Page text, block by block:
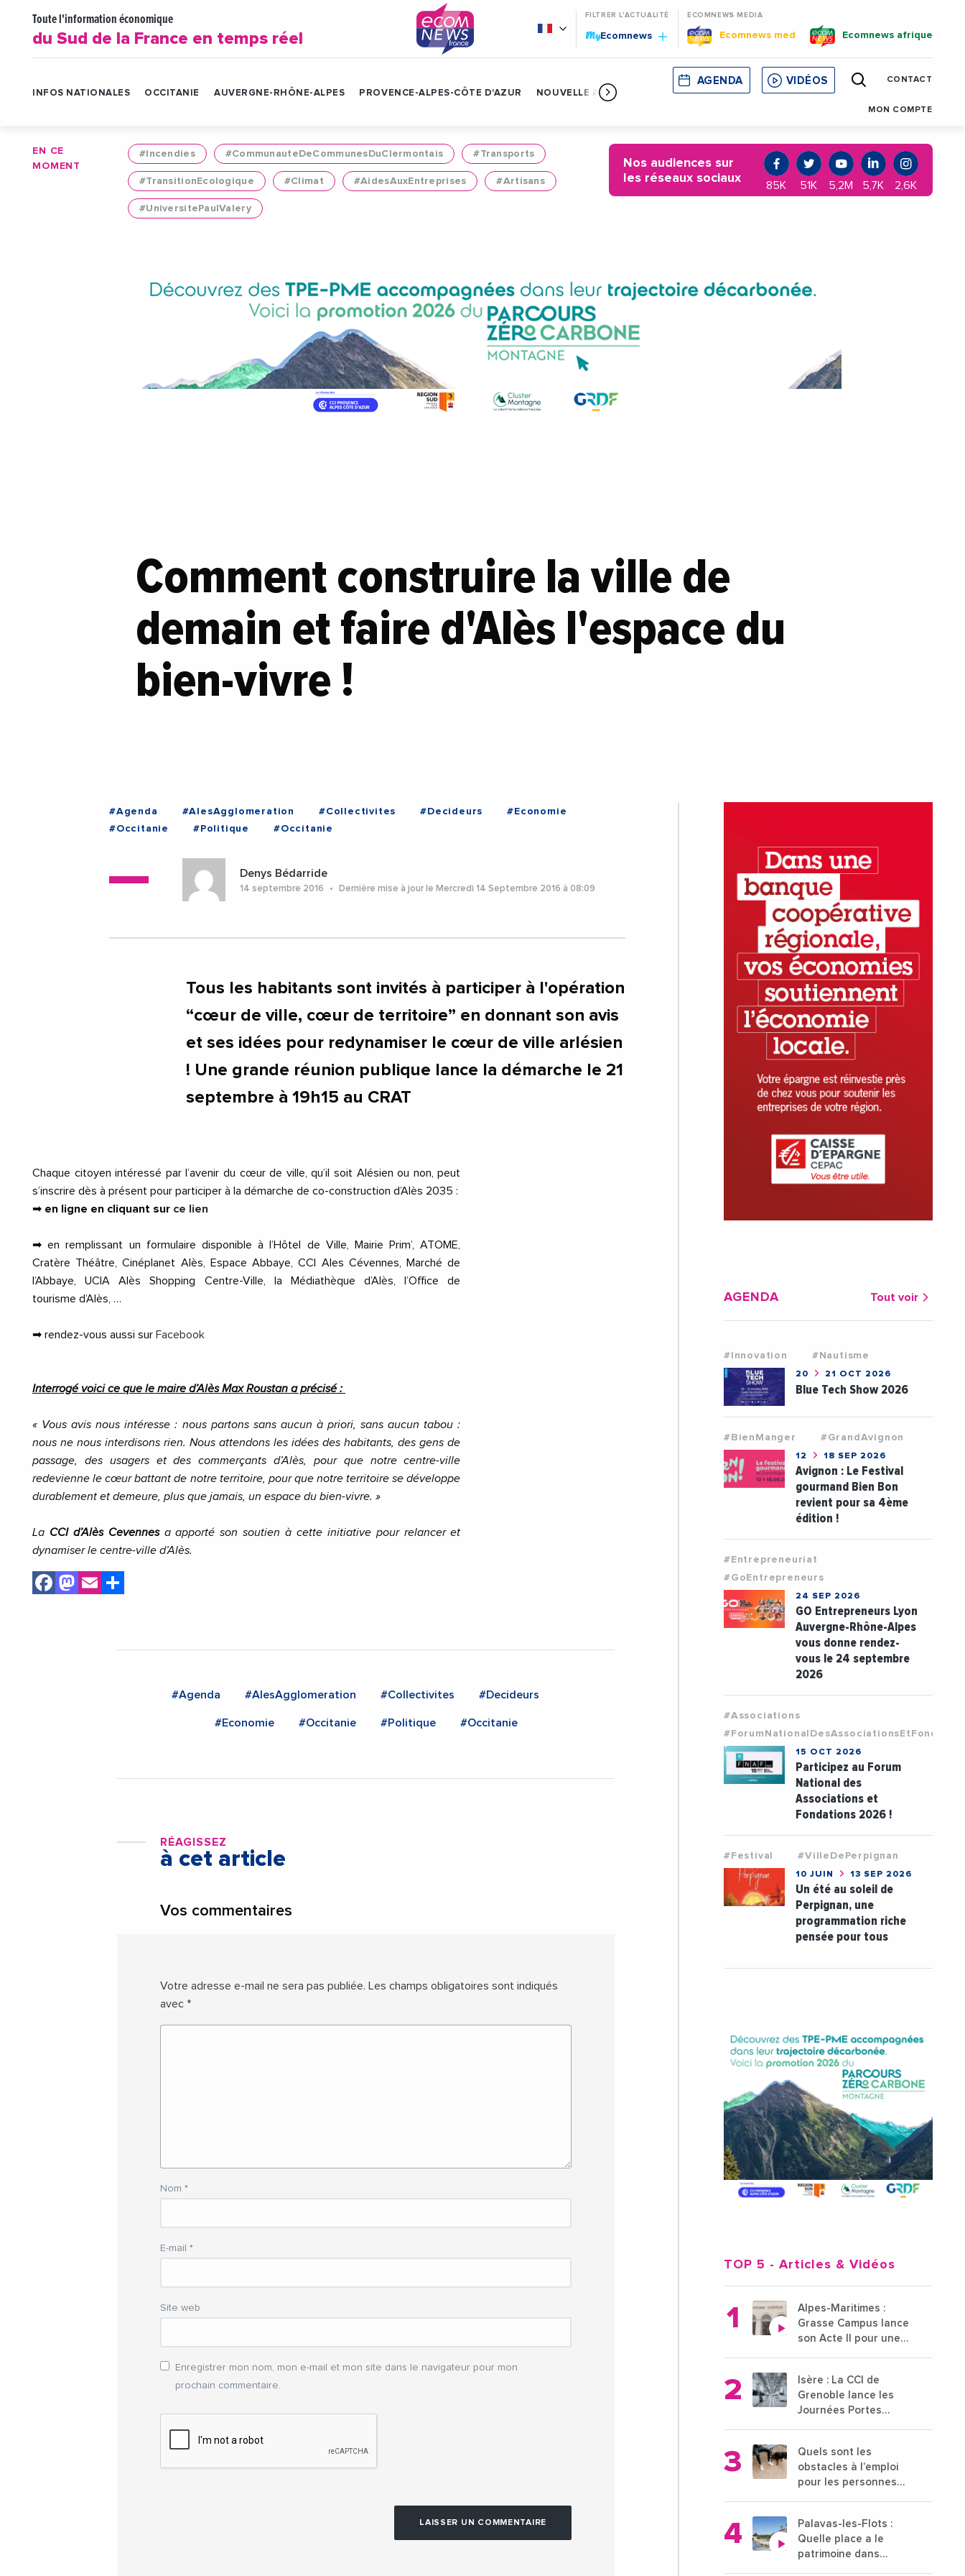
Toute l'information économique
du Sud de la France en temps réel
FILTRER L'ACTUALITÉ
MyEcomnews
ECOMNEWS MEDIA
Ecomnews med Ecomnews afrique
INFOS NATIONALES OCCITANIE AUVERGNE-RHÔNE-ALPES PROVENCE-ALPES-CÔTE D'AZUR NOUVELLE AQUITAINE CORSE MONACO CATALOGNE
AGENDA VIDÉOS CONTACT
MON COMPTE
EN CE
MOMENT
#Incendies #CommunauteDeCommunesDuClermontais #Transports
#TransitionEcologique #Climat #AidesAuxEntreprises #Artisans
#UniversitePaulValery
Nos audiences sur
les réseaux sociaux
85K 51K 5,2M 5,7K 2,6K
Comment construire la ville de
demain et faire d'Alès l'espace du
bien-vivre !
#Agenda #AlesAgglomeration #Collectivites #Decideurs
#Economie
#Occitanie
#Politique #Occitanie
Denys Bédarride
14 septembre 2016 Dernière mise à jour le Mercredi 14 Septembre 2016 à 08:09
Tous les habitants sont invités à participer à l'opération
“cœur de ville, cœur de territoire” en donnant son avis
et ses idées pour redynamiser le cœur de ville arlésien
! Une grande réunion publique lance la démarche le 21
septembre à 19h15 au CRAT
Chaque citoyen intéressé par l’avenir du cœur de ville, qu’il soit Alésien ou non, peut
s’inscrire dès à présent pour participer à la démarche de co-construction d’Alès 2035 :
➡ en ligne en cliquant sur ce lien
➡ en remplissant un formulaire disponible à l’Hôtel de Ville, Mairie Prim’, ATOME,
Cratère Théâtre, Cinéplanet Alès, Espace Abbaye, CCI Ales Cévennes, Marché de
l’Abbaye, UCIA Alès Shopping Centre-Ville, la Médiathèque d’Alès, l’Office de
tourisme d’Alès, …
➡ rendez-vous aussi sur Facebook
Interrogé voici ce que le maire d’Alès Max Roustan a précisé :
« Vous avis nous intéresse : nous partons sans aucun à priori, sans aucun tabou :
nous ne nous interdisons rien.Nous attendons les idées des habitants, des gens de
passage, des usagers et des commerçants d’Alès, pour que notre centre-ville
redevienne le cœur battant de notre territoire, pour que notre territoire se développe
durablement et demeure, plus que jamais, un espace du bien-vivre. »
La CCI d’Alès Cevennesa apporté son soutien à cette initiative pour relancer et
dynamiser le centre-ville d’Alès.
Facebook
Mastodon
Email
#Agenda #AlesAgglomeration #Collectivites #Decideurs
#Economie #Occitanie #Politique #Occitanie
RÉAGISSEZ
à cet article
Vos commentaires
Votre adresse e-mail ne sera pas publiée. Les champs obligatoires sont indiqués
avec *
Nom*
E-mail*
Site web
Enregistrer mon nom, mon e-mail et mon site dans le navigateur pour mon
prochain commentaire.
AGENDA Tout voir
#Innovation #Nautisme
20 21 OCT 2026
Blue Tech Show 2026
#BienManger #GrandAvignon
12 18 SEP 2026
Avignon : Le Festival
gourmand Bien Bon
revient pour sa 4ème
édition !
#Entrepreneuriat
#GoEntrepreneurs
24 SEP 2026
GO Entrepreneurs Lyon
Auvergne-Rhône-Alpes
vous donne rendez-
vous le 24 septembre
2026
#Associations
15 OCT 2026
Participez au Forum
National des
Associations et
Fondations 2026 !
#Festival #VilleDePerpignan
10 JUIN 13 SEP 2026
Un été au soleil de
Perpignan, une
programmation riche
pensée pour tous
TOP 5 - Articles & Vidéos
Alpes-Maritimes :
Grasse Campus lance
son Acte II pour une
l'enseignement
supérieur
Isère : La CCI de
Grenoble lance les
Journées Portes
21 octobre 2024
Quels sont les
obstacles à l’emploi
pour les personnes
Palavas-les-Flots :
Quelle place a le
patrimoine dans